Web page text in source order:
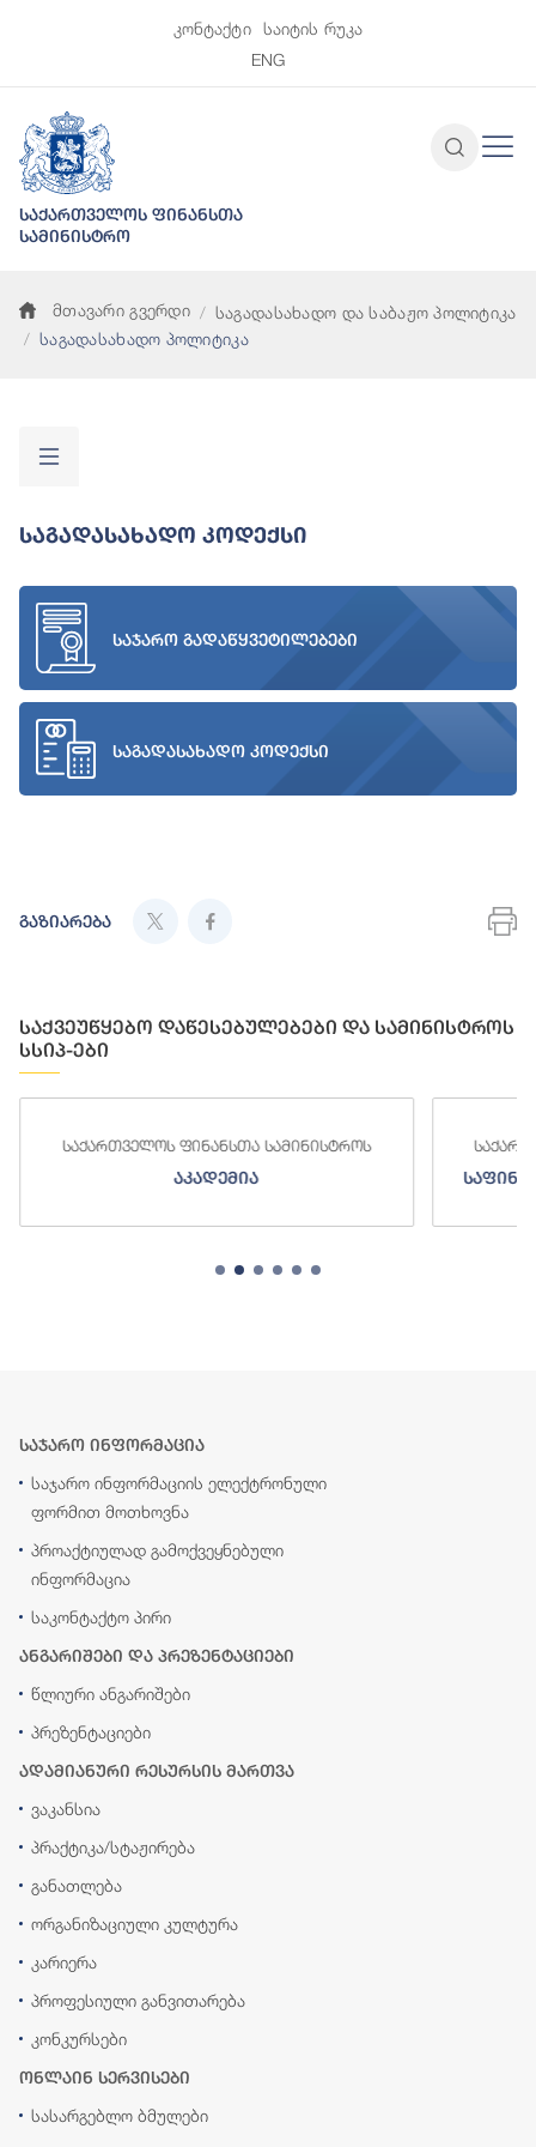
კონტაქტი
საიტის რუკა
ENG
საქართველოს ფინანსთა
სამინისტრო
მთავარი გვერდი
საგადასახადო და საბაჟო პოლიტიკა
საგადასახადო პოლიტიკა
Საგადასახადო Კოდექსი
საჯარო გადაწყვეტილებები
საგადასახადო კოდექსი
გაზიარება
საქვეუწყებო დაწესებულებები და სამინისტროს
სსიპ-ები
საქართველოს ფინანსთა სამინისტროს
აკადემია
საჯარო ინფორმაცია
საჯარო ინფორმაციის ელექტრონული
ფორმით მოთხოვნა
პროაქტიულად გამოქვეყნებული
ინფორმაცია
საკონტაქტო პირი
ანგარიშები და პრეზენტაციები
წლიური ანგარიშები
პრეზენტაციები
ადამიანური რესურსის მართვა
ვაკანსია
პრაქტიკა/სტაჟირება
განათლება
ორგანიზაციული კულტურა
კარიერა
პროფესიული განვითარება
კონკურსები
ონლაინ სერვისები
სასარგებლო ბმულები